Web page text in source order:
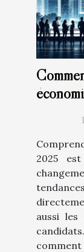
2025
aussi
comment